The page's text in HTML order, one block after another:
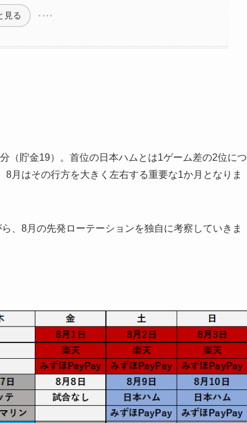
見る
（貯金19）。首位の日本ハムとは1ゲーム差の2位につ
月はその行方を大きく左右する重要な1か月となりま
、8月の先発ローテーションを独自に考察していきま